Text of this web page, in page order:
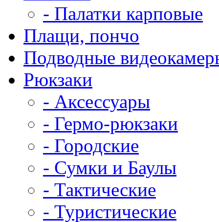
- Палатки карповые
Плащи, пончо
Подводные
Рюкзаки
- Аксессуары
- Гермо-рюкзаки
- Городские
- Сумки и Баулы
- Тактические
- Туристические